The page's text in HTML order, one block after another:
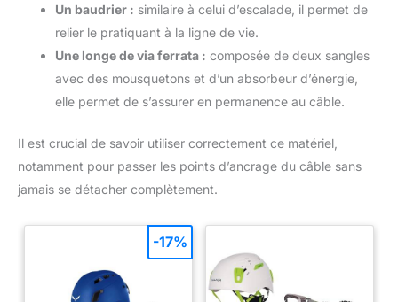
Un baudrier : similaire à celui d’escalade, il permet de
relier le pratiquant à la ligne de vie.
Une longe de via ferrata : composée de deux sangles
avec des mousquetons et d’un absorbeur d’énergie,
elle permet de s’assurer en permanence au câble.
Il est crucial de savoir utiliser correctement ce matériel,
notamment pour passer les points d’ancrage du câble sans
jamais se détacher complètement.
-17%